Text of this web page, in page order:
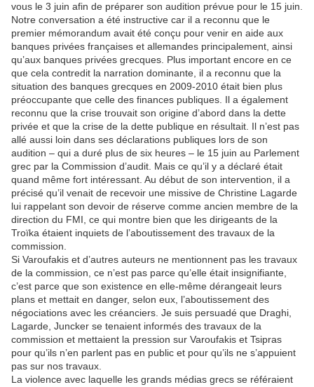
vous le 3 juin afin de préparer son audition prévue pour le 15 juin.
Notre conversation a été instructive car il a reconnu que le
premier mémorandum avait été conçu pour venir en aide aux
banques privées françaises et allemandes principalement, ainsi
qu’aux banques privées grecques. Plus important encore en ce
que cela contredit la narration dominante, il a reconnu que la
situation des banques grecques en 2009-2010 était bien plus
préoccupante que celle des finances publiques. Il a également
reconnu que la crise trouvait son origine d’abord dans la dette
privée et que la crise de la dette publique en résultait. Il n’est pas
allé aussi loin dans ses déclarations publiques lors de son
audition – qui a duré plus de six heures – le 15 juin au Parlement
grec par la Commission d’audit. Mais ce qu’il y a déclaré était
quand même fort intéressant. Au début de son intervention, il a
précisé qu’il venait de recevoir une missive de Christine Lagarde
lui rappelant son devoir de réserve comme ancien membre de la
direction du FMI, ce qui montre bien que les dirigeants de la
Troïka étaient inquiets de l’aboutissement des travaux de la
commission.
Si Varoufakis et d’autres auteurs ne mentionnent pas les travaux
de la commission, ce n’est pas parce qu’elle était insignifiante,
c’est parce que son existence en elle-même dérangeait leurs
plans et mettait en danger, selon eux, l’aboutissement des
négociations avec les créanciers. Je suis persuadé que Draghi,
Lagarde, Juncker se tenaient informés des travaux de la
commission et mettaient la pression sur Varoufakis et Tsipras
pour qu’ils n’en parlent pas en public et pour qu’ils ne s’appuient
pas sur nos travaux.
La violence avec laquelle les grands médias grecs se référaient